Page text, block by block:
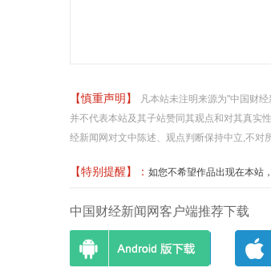
【慎重声明】
凡本站未注明来源为"中国财
并不代表本站及其子站赞同其观点和对其真实
经新闻网对文中陈述、观点判断保持中立,不对
【特别提醒】： 如您不希望作品出现在本站
中国财经新闻网客户端推荐下载